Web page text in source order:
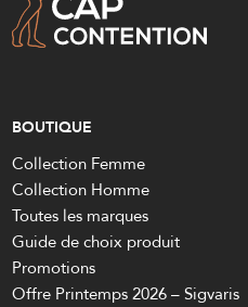
BOUTIQUE
Collection Femme
Collection Homme
Toutes les marques
Guide de choix produit
Promotions
Offre Printemps 2026 – Sigvaris